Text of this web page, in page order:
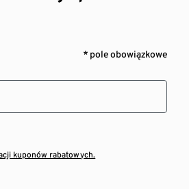
* pole obowiązkowe
kuponów rabatowych.